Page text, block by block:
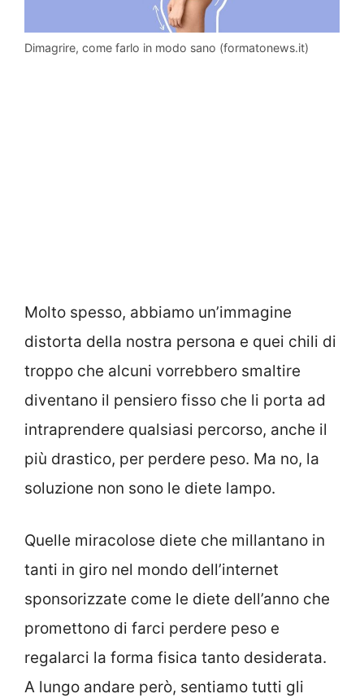
Dimagrire, come farlo in modo sano (formatonews.it)
Molto spesso, abbiamo un’immagine
distorta della nostra persona e quei chili di
troppo che alcuni vorrebbero smaltire
diventano il pensiero fisso che li porta ad
intraprendere qualsiasi percorso, anche il
più drastico, per perdere peso. Ma no, la
soluzione non sono le diete lampo.
Quelle miracolose diete che millantano in
tanti in giro nel mondo dell’internet
sponsorizzate come le diete dell’anno che
promettono di farci perdere peso e
regalarci la forma fisica tanto desiderata.
A lungo andare però, sentiamo tutti gli